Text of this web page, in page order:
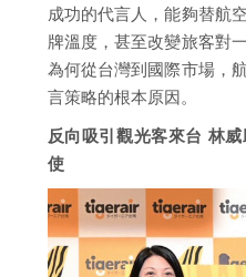
成功的代言人，能夠替航
牌溫度，甚至改變旅客對
為何從台灣到國際市場，
言策略的根本原因。
反向吸引觀光客來台 林
使